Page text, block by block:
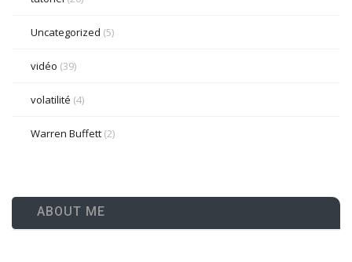
Uncategorized (5)
vidéo (39)
volatilité (4)
Warren Buffett (2)
ABOUT ME